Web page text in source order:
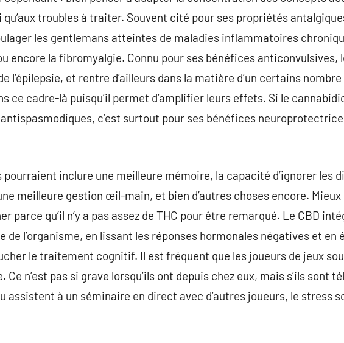
troubles à traiter. Souvent cité pour ses propriétés
les gentlemans atteintes de maladies inflammatoires
encore la fibromyalgie. Connu pour ses bénéfices anticonvulsives,
l’épilepsie, et rentre d’ailleurs dans la matière d’un certains nombre
ce cadre-là puisqu’il permet d’amplifier leurs effets. Si le
c’est surtout pour ses bénéfices
inclure une meilleure mémoire, la capacité d’ignorer les
meilleure gestion œil-main, et bien d’autres choses encore. Mieux
parce qu’il n’y a pas assez de THC pour être remarqué. Le CBD
de l’organisme, en lissant les réponses hormonales négatives et en
le traitement cognitif. Il est fréquent que les joueurs de jeux
n’est pas si grave lorsqu’ils ont depuis chez eux, mais s’ils sont
assistent à un séminaire en direct avec d’autres joueurs, le stress